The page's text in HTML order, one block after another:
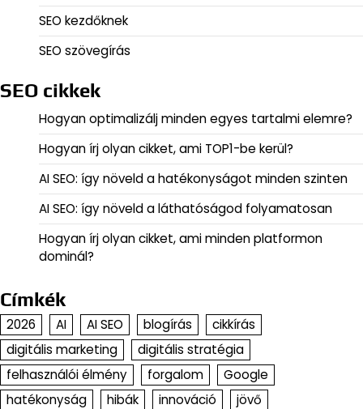
SEO kezdőknek
SEO szövegírás
SEO cikkek
Hogyan optimalizálj minden egyes tartalmi elemre?
Hogyan írj olyan cikket, ami TOP1-be kerül?
AI SEO: így növeld a hatékonyságot minden szinten
AI SEO: így növeld a láthatóságod folyamatosan
Hogyan írj olyan cikket, ami minden platformon
dominál?
Címkék
2026 AI AI SEO blogírás
cikkírás
digitális marketing
digitális stratégia
felhasználói élmény
forgalom
Google
hatékonyság
hibák innováció
jövő